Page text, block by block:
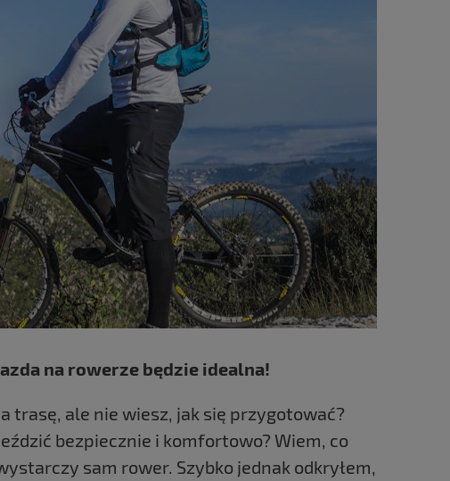
na rowerze będzie idealna!
trasę, ale nie wiesz, jak się przygotować?
bezpiecznie i komfortowo? Wiem, co
sam rower. Szybko jednak odkryłem,